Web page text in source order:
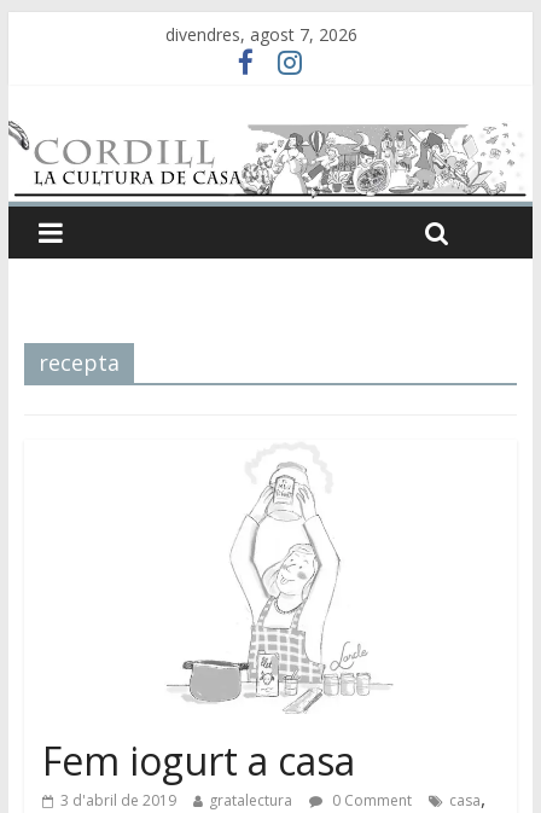
divendres, agost 7, 2026
recepta
Fem iogurt a casa
3 d'abril de 2019 gratalectura 0 Comment casa,